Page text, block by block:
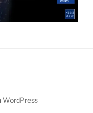
WordPress